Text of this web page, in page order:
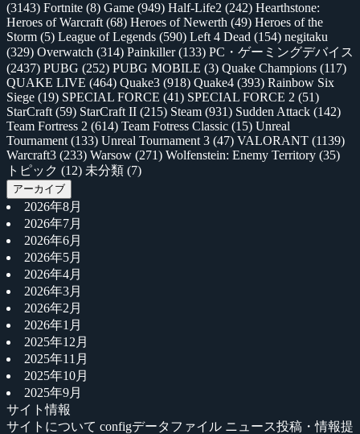
(3143) Fortnite (8) Game (949) Half-Life2 (242) Hearthstone:
Heroes of Warcraft (68) Heroes of Newerth (49) Heroes of the
Storm (5) League of Legends (590) Left 4 Dead (154) negitaku
(329) Overwatch (314) Painkiller(133) PC・ゲーミングデバイス
(2437) PUBG (252) PUBG MOBILE (3) Quake Champions (117)
QUAKE LIVE (464) Quake3 (918) Quake4 (393) Rainbow Six
Siege (19) SPECIAL FORCE (41) SPECIAL FORCE 2 (51)
StarCraft (59) StarCraft II (215) Steam (931) Sudden Attack (142)
Team Fortress 2 (614) Team Fotress Classic (15) Unreal
Tournament (133) Unreal Tournament 3 (47) VALORANT (1139)
Warcraft3 (233) Warsow (271) Wolfenstein: Enemy Territory (35)
トピック (12) 未分類 (7)
アーカイブ
2026年8月
2026年7月
2026年6月
2026年5月
2026年4月
2026年3月
2026年2月
2026年1月
2025年12月
2025年11月
2025年10月
2025年9月
サイト情報
サイトについて configデータファイル ニュース投稿・情報提